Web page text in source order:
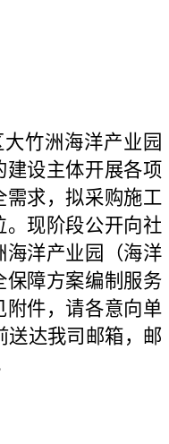
竹洲海洋产业园
建设主体开展各项
需求，拟采购施工
现阶段公开向社
海洋产业园（海洋
保障方案编制服务
附件，请各意向单
送达我司 邮箱，邮